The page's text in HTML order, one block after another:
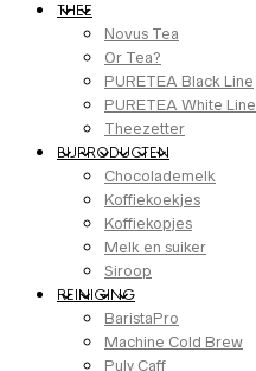
THEE
Novus Tea
Or Tea?
PURETEA Black Line
PURETEA White Line
Theezetter
BIJPRODUCTEN
Chocolademelk
Koffiekoekjes
Koffiekopjes
Melk en suiker
Siroop
REINIGING
BaristaPro
Machine Cold Brew
Puly Caff